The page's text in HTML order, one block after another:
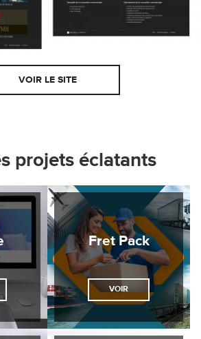
VOIR LE SITE
projets éclatants
Fret Pack
VOIR